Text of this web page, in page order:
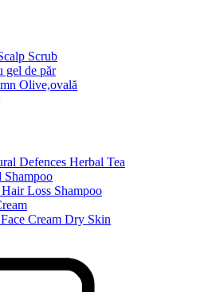
Scrub
gel de păr
Olive,ovală
Defences Herbal Tea
Loss Shampoo
Cream Dry Skin